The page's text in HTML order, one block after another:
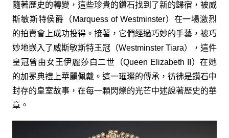
隨著歷史的轉變，這些珍貴的鑽石找到了新的歸宿，被威
斯敏斯特侯爵（Marquess of Westminster）在一場激烈
的拍賣會上成功投得。接著，它們經過巧妙的手藝，被巧
妙地嵌入了威斯敏斯特王冠（Westminster Tiara），這件
皇冠曾由女王伊麗莎白二世（Queen Elizabeth II）在她
的加冕典禮上華麗佩戴。這一璀璨的傳承，彷彿是鑽石中
封存的皇室故事，在每一顆閃爍的光芒中述說著歷史的華
章。